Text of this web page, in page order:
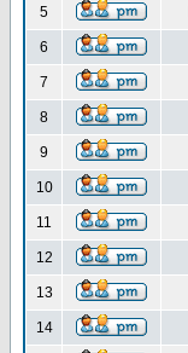
5
6
7
8
9
10
11
12
13
14